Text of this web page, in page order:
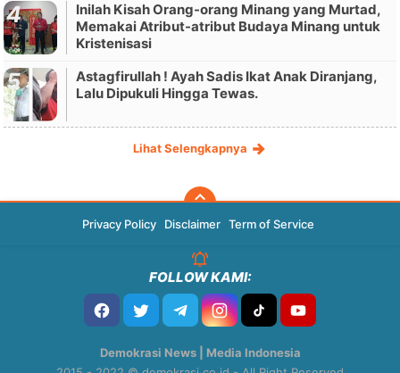
Inilah Kisah Orang-orang Minang yang Murtad,
Memakai Atribut-atribut Budaya Minang untuk
Kristenisasi
Astagfirullah ! Ayah Sadis Ikat Anak Diranjang,
Lalu Dipukuli Hingga Tewas.
Lihat Selengkapnya
Privacy Policy Disclaimer Term of Service
FOLLOW KAMI:
Demokrasi News | Media Indonesia